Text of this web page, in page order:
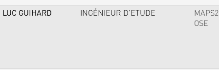
LUC GUIHARD INGÉNIEUR D'ETUDE
MAPS2
OSE